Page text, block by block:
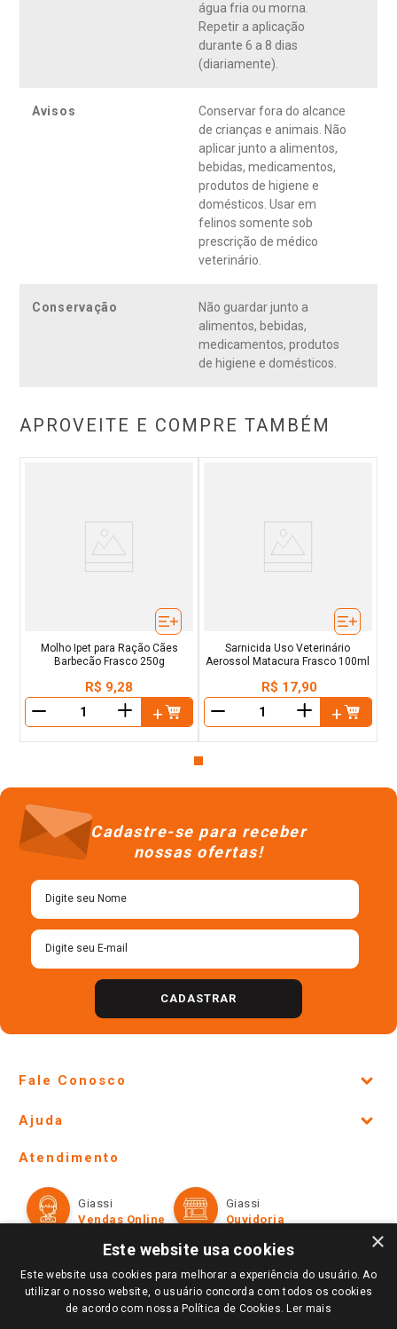
água fria ou morna.
Repetir a aplicação
durante 6 a 8 dias
(diariamente).
Avisos
Conservar fora do alcance
de crianças e animais. Não
aplicar junto a alimentos,
bebidas, medicamentos,
produtos de higiene e
domésticos. Usar em
felinos somente sob
prescrição de médico
veterinário.
Conservação
Não guardar junto a
alimentos, bebidas,
medicamentos, produtos
de higiene e domésticos.
APROVEITE E COMPRE TAMBÉM
Molho Ipet para Ração Cães
Barbecão Frasco 250g
R$ 9,28
＋
Sarnicida Uso Veterinário
Aerossol Matacura Frasco 100ml
R$ 17,90
＋
Cadastre-se para receber
nossas ofertas!
CADASTRAR
Fale Conosco
Lojas Físicas e Horários
Ofertas
Televendas
Perguntas frequentes
Trabalhe Conosco
Ajuda
Formas de Pagamento
Políticas de entrega
Trocas e Devoluções
Atendimento
Giassi
Vendas Online
Giassi
Ouvidoria
Redes Sociais
×
Este website usa cookies
Este website usa cookies para melhorar a experiência do usuário. Ao
utilizar o nosso website, o usuário concorda com todos os cookies
de acordo com nossa Política de Cookies. Ler mais